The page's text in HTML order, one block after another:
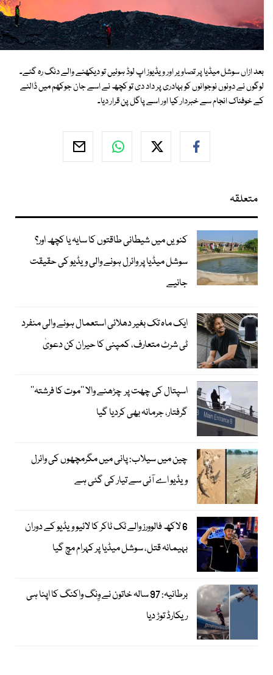
بعد ازاں سوشل میڈیا پر تصاویر اور ویڈیوز اپ لوڈ ہوئیں تو دیکھنے والے دنگ رہ گئے۔
لوگوں نے دونوں نوجوانوں کو بہادری پر داد دی تو کچھ نے اسے جان جوکھم میں ڈالنے
کے خوفناک انجام سے خبردار کیا اور اسے پاگل پن قرار دیا۔
متعلقہ
کنویں میں شیطانی طاقتوں کا سایہ یا کچھ اور؟
سوشل میڈیا پر وائرل ہونے والی ویڈیو کی حقیقت
جانیے
ایک ماہ تک بغیر دھلائی استعمال ہونے والی منفرد
ٹی شرٹ متعارف، کمپنی کا حیران کن دعویٰ
اسپتال کی چھت پر چڑھنے والا ’’موت کا فرشتہ‘‘
گرفتار، جرمانہ بھی کردیا گیا
چین میں سیلاب: پانی میں مگرمچھوں کی وائرل
ویڈیو اے آئی سے تیار کی گئی ہے
6 لاکھ فالوورز والے ٹک ٹاکر کا لائیو ویڈیو کے دوران
بہیمانہ قتل، سوشل میڈیا پر کہرام مچ گیا
برطانیہ: 97 سالہ خاتون نے وِنگ واکنگ کا اپنا ہی
ریکارڈ توڑ دیا